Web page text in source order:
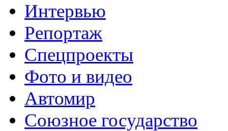
Интервью
Репортаж
Спецпроекты
Фото и видео
Автомир
Союзное государство